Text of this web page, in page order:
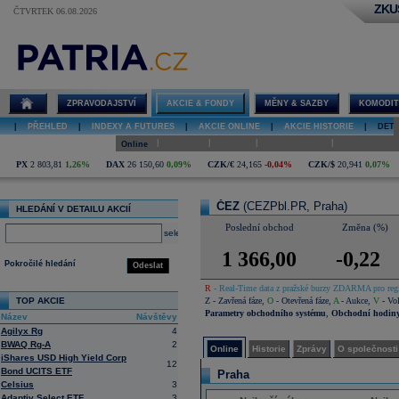
ČTVRTEK 06.08.2026
ČEZ online
ZPRAVODAJSTVÍ AKCIE & FONDY MĚNY & SAZBY
PŘEHLED INDEXY A FUTURES AKCIE ONLINE AKCIE HISTORIE
Online
PX 2 803,81 1,26% DAX 26 150,60 0,09% CZK/€ 24,165 -0,04% CZK/$ 20,941 0,07%
HLEDÁNÍ V DETAILU AKCIÍ
select
Odeslat
Pokročilé hledání
TOP AKCIE
Název
Návštěvy
Agilyx Rg
4
BWAQ Rg-A
2
iShares USD High Yield Corp
Bond UCITS ETF
12
Celsius
3
ČEZ (CEZPbl.PR, Praha)
Poslední obchod Změna (%)
1 366,00 -0,22
R - Real-Time data z pražské burzy ZDARMA pro
Z - Zavřená fáze O - Otevřená fáze A - Aukce V -
Parametry obchodního systému
Obchodní
Online Historie Zprávy O společnosti
Praha